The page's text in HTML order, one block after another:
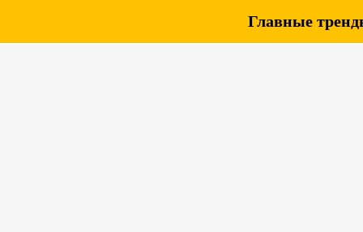
Главные